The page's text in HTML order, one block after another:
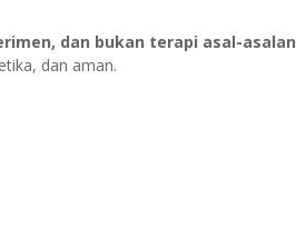
dan bukan terapi asal-asalan
dan aman.